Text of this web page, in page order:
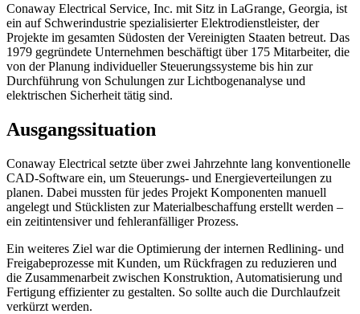
Conaway Electrical Service, Inc. mit Sitz in LaGrange, Georgia, ist
ein auf Schwerindustrie spezialisierter Elektrodienstleister, der
Projekte im gesamten Südosten der Vereinigten Staaten betreut. Das
1979 gegründete Unternehmen beschäftigt über 175 Mitarbeiter, die
von der Planung individueller Steuerungssysteme bis hin zur
Durchführung von Schulungen zur Lichtbogenanalyse und
elektrischen Sicherheit tätig sind.
Ausgangssituation
Conaway Electrical setzte über zwei Jahrzehnte lang konventionelle
CAD-Software ein, um Steuerungs- und Energieverteilungen zu
planen. Dabei mussten für jedes Projekt Komponenten manuell
angelegt und Stücklisten zur Materialbeschaffung erstellt werden –
ein zeitintensiver und fehleranfälliger Prozess.
Ein weiteres Ziel war die Optimierung der internen Redlining- und
Freigabeprozesse mit Kunden, um Rückfragen zu reduzieren und
die Zusammenarbeit zwischen Konstruktion, Automatisierung und
Fertigung effizienter zu gestalten. So sollte auch die Durchlaufzeit
verkürzt werden.